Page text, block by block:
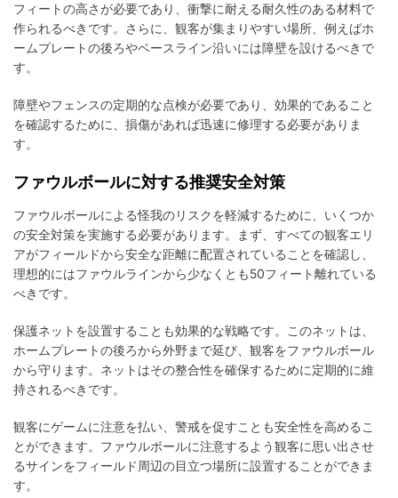
フィートの高さが必要であり、衝撃に耐える耐久性のある材料で
作られるべきです。さらに、観客が集まりやすい場所、例えばホ
ームプレートの後ろやベースライン沿いには障壁を設けるべきで
す。
障壁やフェンスの定期的な点検が必要であり、効果的であること
を確認するために、損傷があれば迅速に修理する必要がありま
す。
ファウルボールに対する推奨安全対策
ファウルボールによる怪我のリスクを軽減するために、いくつか
の安全対策を実施する必要があります。まず、すべての観客エリ
アがフィールドから安全な距離に配置されていることを確認し、
理想的にはファウルラインから少なくとも50フィート離れている
べきです。
保護ネットを設置することも効果的な戦略です。このネットは、
ホームプレートの後ろから外野まで延び、観客をファウルボール
から守ります。ネットはその整合性を確保するために定期的に維
持されるべきです。
観客にゲームに注意を払い、警戒を促すことも安全性を高めるこ
とができます。ファウルボールに注意するよう観客に思い出させ
るサインをフィールド周辺の目立つ場所に設置することができま
す。